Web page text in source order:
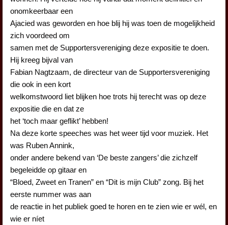
onomkeerbaar een
Ajacied was geworden en hoe blij hij was toen de mogelijkheid
zich voordeed om
samen met de Supportersvereniging deze expositie te doen.
Hij kreeg bijval van
Fabian Nagtzaam, de directeur van de Supportersvereniging
die ook in een kort
welkomstwoord liet blijken hoe trots hij terecht was op deze
expositie die en dat ze
het ‘toch maar geflikt’ hebben!
Na deze korte speeches was het weer tijd voor muziek. Het
was Ruben Annink,
onder andere bekend van ‘De beste zangers’ die zichzelf
begeleidde op gitaar en
“Bloed, Zweet en Tranen” en “Dit is mijn Club” zong. Bij het
eerste nummer was aan
de reactie in het publiek goed te horen en te zien wie er wél, en
wie er níet